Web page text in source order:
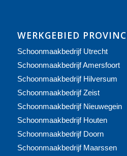
WERKGEBIED
Schoonmaakbedrijf Utrecht
Schoonmaakbedrijf Amersfoort
Schoonmaakbedrijf Hilversum
Schoonmaakbedrijf Zeist
Schoonmaakbedrijf Nieuwegein
Schoonmaakbedrijf Houten
Schoonmaakbedrijf Doorn
Schoonmaakbedrijf Maarssen